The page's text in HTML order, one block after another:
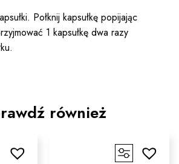
Połknij kapsułkę popijając
1 kapsułkę dwa razy
również